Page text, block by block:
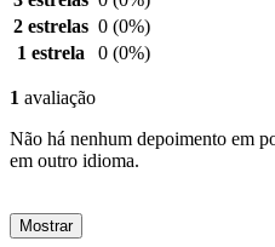
2 estrelas 0 (0%)
1 estrela
0 (0%)
1 avaliação
Não há nenhum depoimento em
em outro idioma.
Mostrar